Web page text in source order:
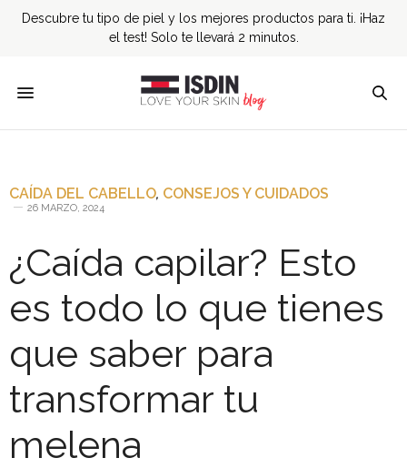
Descubre tu tipo de piel y los mejores productos para ti. ¡Haz
el test! Solo te llevará 2 minutos.
CAÍDA DEL CABELLO, CONSEJOS Y CUIDADOS
26 MARZO, 2024
¿Caída capilar? Esto
es todo lo que tienes
que saber para
transformar tu
melena